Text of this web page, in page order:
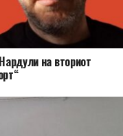
на вториот